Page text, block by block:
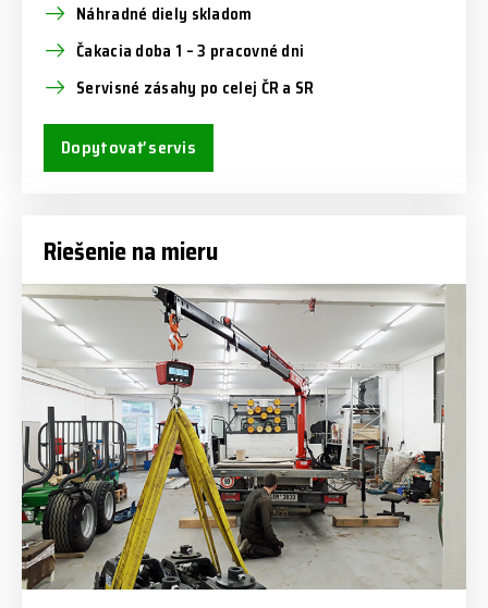
Náhradné diely skladom
Čakacia doba 1 – 3 pracovné dni
Servisné zásahy po celej ČR a SR
Dopytovať servis
Riešenie na mieru